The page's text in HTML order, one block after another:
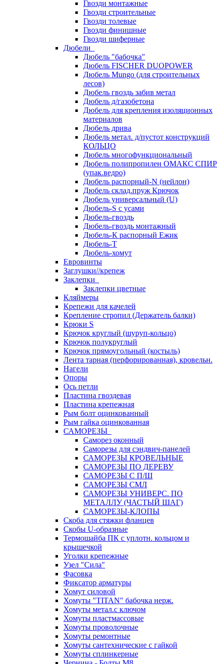
Гвозди монтажные
Гвозди строительные
Гвозди толевые
Гвозди финишные
Гвозди шиферные
Дюбели
Дюбель "бабочка"
Дюбель FISCHER DUOPOWER
Дюбель Mungo (для строительных
лесов)
Дюбель гвоздь забив метал
Дюбель д/газобетона
Дюбель для крепления изоляционных
материалов
Дюбель дрива
Дюбель метал. д/пустот конструкций
КОЛЬЦО
Дюбель многофункциональный
Дюбель полипропилен ОМАКС СПИР
(упак.ведро)
Дюбель распорный-N (нейлон)
Дюбель склад.пруж Крючок
Дюбель универсальный (U)
Дюбель-S с усами
Дюбель-гвоздь
Дюбель-гвоздь монтажный
Дюбель-К распорный Ежик
Дюбель-Т
Дюбель-хомут
Евровинты
Заглушки//крепеж
Заклепки
Заклепки цветные
Кляймеры
Крепежи для качелей
Крепление стропил (Держатель балки)
Крюки S
Крючок круглый (шуруп-кольцо)
Крючок полукруглый
Крючок прямоугольный (костыль)
Лента тарная (перфорированная), кровельн.
Нагели
Опоры
Ось петли
Пластина гвоздевая
Пластина крепежная
Рым болт оцинкованный
Рым гайка оцинкованная
САМОРЕЗЫ
Саморез оконный
Саморезы для сэндвич-панелей
САМОРЕЗЫ КРОВЕЛЬНЫЕ
САМОРЕЗЫ ПО ДЕРЕВУ
САМОРЕЗЫ С П/Ш
САМОРЕЗЫ СМЛ
САМОРЕЗЫ УНИВЕРС. ПО
МЕТАЛЛУ (ЧАСТЫЙ ШАГ)
САМОРЕЗЫ-КЛОПЫ
Скоба для стяжки фланцев
Скобы U-образные
Термошайба ПК с уплотн. кольцом и
крышечкой
Уголки крепежные
Узел "Сила"
Фасовка
Фиксатор арматуры
Хомут силовой
Хомуты "TITAN" бабочка нерж.
Хомуты метал.с ключом
Хомуты пластмассовые
Хомуты проволочные
Хомуты ремонтные
Хомуты сантехнические с гайкой
Хомуты сплинкерные